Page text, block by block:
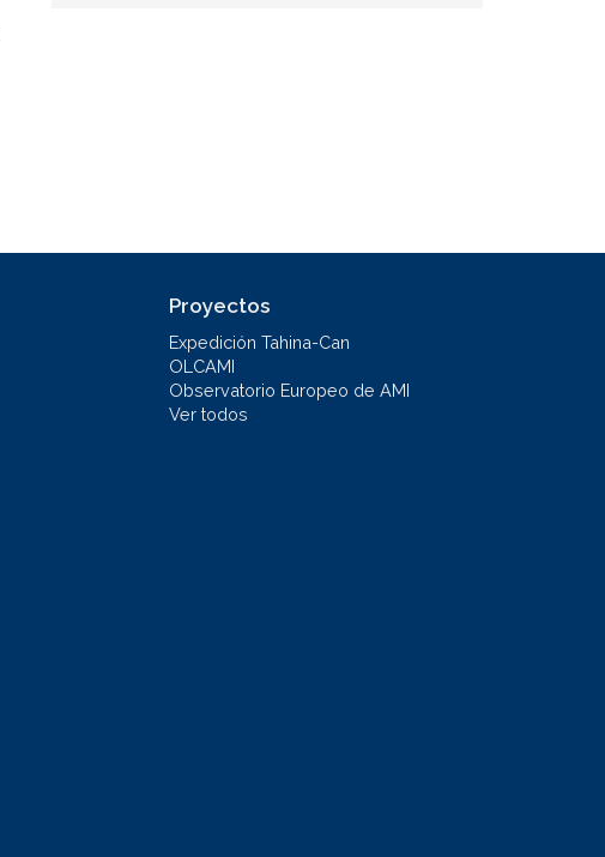
Proyectos
Expedición Tahina-Can
OLCAMI
Observatorio Europeo de AMI
Ver todos